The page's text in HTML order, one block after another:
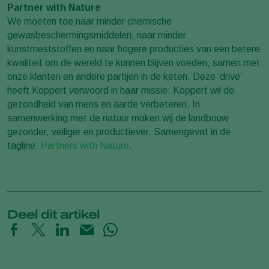
Partner with Nature
We moeten toe naar minder chemische
gewasbeschermingsmiddelen, naar minder
kunstmeststoffen en naar hogere producties van een betere
kwaliteit om de wereld te kunnen blijven voeden, samen met
onze klanten en andere partijen in de keten. Deze ‘drive’
heeft Koppert verwoord in haar missie: Koppert wil de
gezondheid van mens en aarde verbeteren. In
samenwerking met de natuur maken wij de landbouw
gezonder, veiliger en productiever. Samengevat in de
tagline: Partners with Nature.
Deel dit artikel